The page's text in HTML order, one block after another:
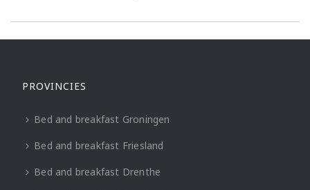
PROVINCIES
Bed and breakfast Groningen
Bed and breakfast Friesland
Bed and breakfast Drenthe